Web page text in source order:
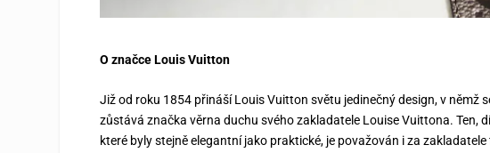
O značce Louis Vuitton
Již od roku 1854 přináší Louis Vuitton světu jedinečný design, v němž
zůstává značka věrna duchu svého zakladatele Louise Vuittona. Ten,
které byly stejně elegantní jako praktické, je považován i za